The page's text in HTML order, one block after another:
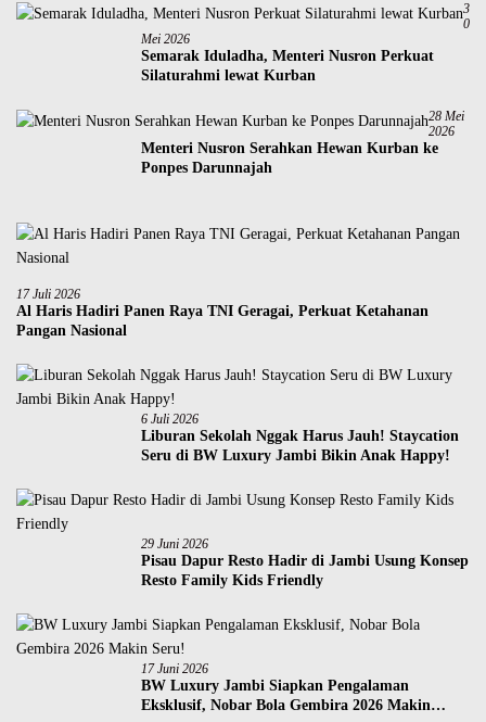
3
0
Mei 2026
Semarak Iduladha, Menteri Nusron Perkuat
Silaturahmi lewat Kurban
28 Mei
2026
Menteri Nusron Serahkan Hewan Kurban ke
Ponpes Darunnajah
17 Juli 2026
Al Haris Hadiri Panen Raya TNI Geragai, Perkuat Ketahanan
Pangan Nasional
6 Juli 2026
Liburan Sekolah Nggak Harus Jauh! Staycation
Seru di BW Luxury Jambi Bikin Anak Happy!
29 Juni 2026
Pisau Dapur Resto Hadir di Jambi Usung Konsep
Resto Family Kids Friendly
17 Juni 2026
BW Luxury Jambi Siapkan Pengalaman
Eksklusif, Nobar Bola Gembira 2026 Makin